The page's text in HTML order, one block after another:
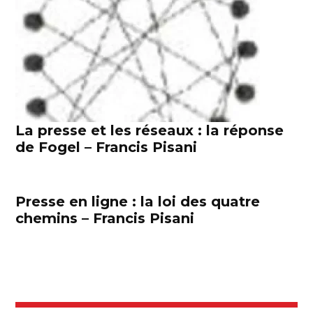
La presse et les réseaux : la réponse
de Fogel – Francis Pisani
Presse en ligne : la loi des quatre
chemins – Francis Pisani